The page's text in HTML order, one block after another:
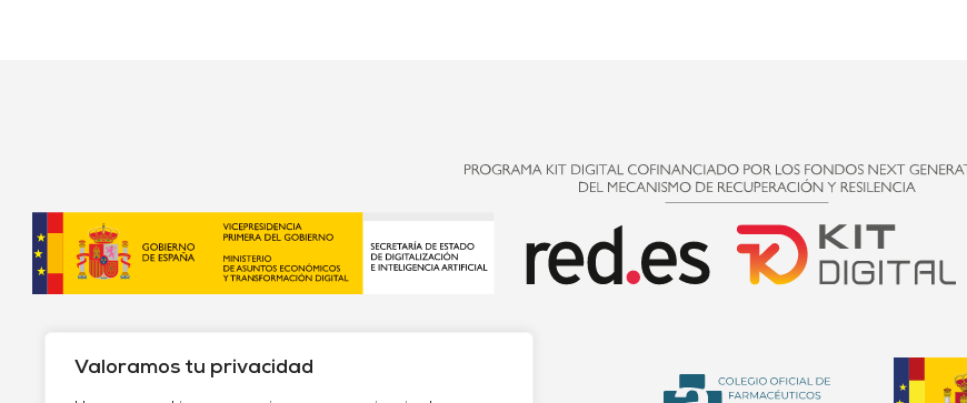
Valoramos tu privacidad